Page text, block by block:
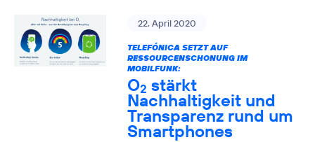
22. April 2020
TELEFÓNICA SETZT AUF
RESSOURCENSCHONUNG IM
MOBILFUNK:
O2 stärkt
Nachhaltigkeit und
Transparenz rund um
Smartphones